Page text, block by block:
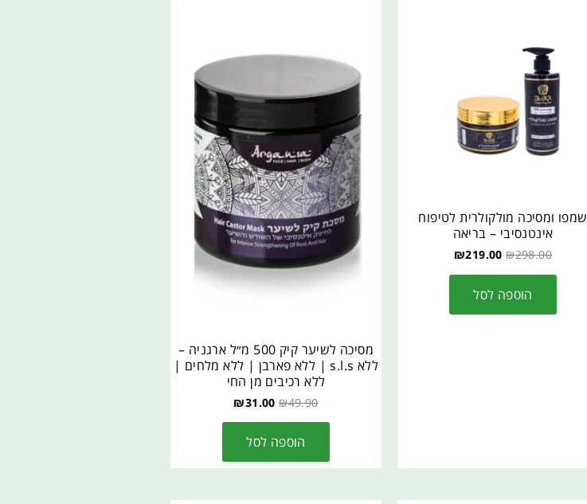
שמפו ומסיכה מולקולרית לטיפוח
אינטנסיבי – בריאה
₪298.00
₪219.00
הוספה לסל
מסיכה לשיער קיק 500 מ״ל ארגניה –
ללא s.l.s | ללא פארבן | ללא מלחים |
ללא רכיבים מן החי
₪49.90
₪31.00
הוספה לסל